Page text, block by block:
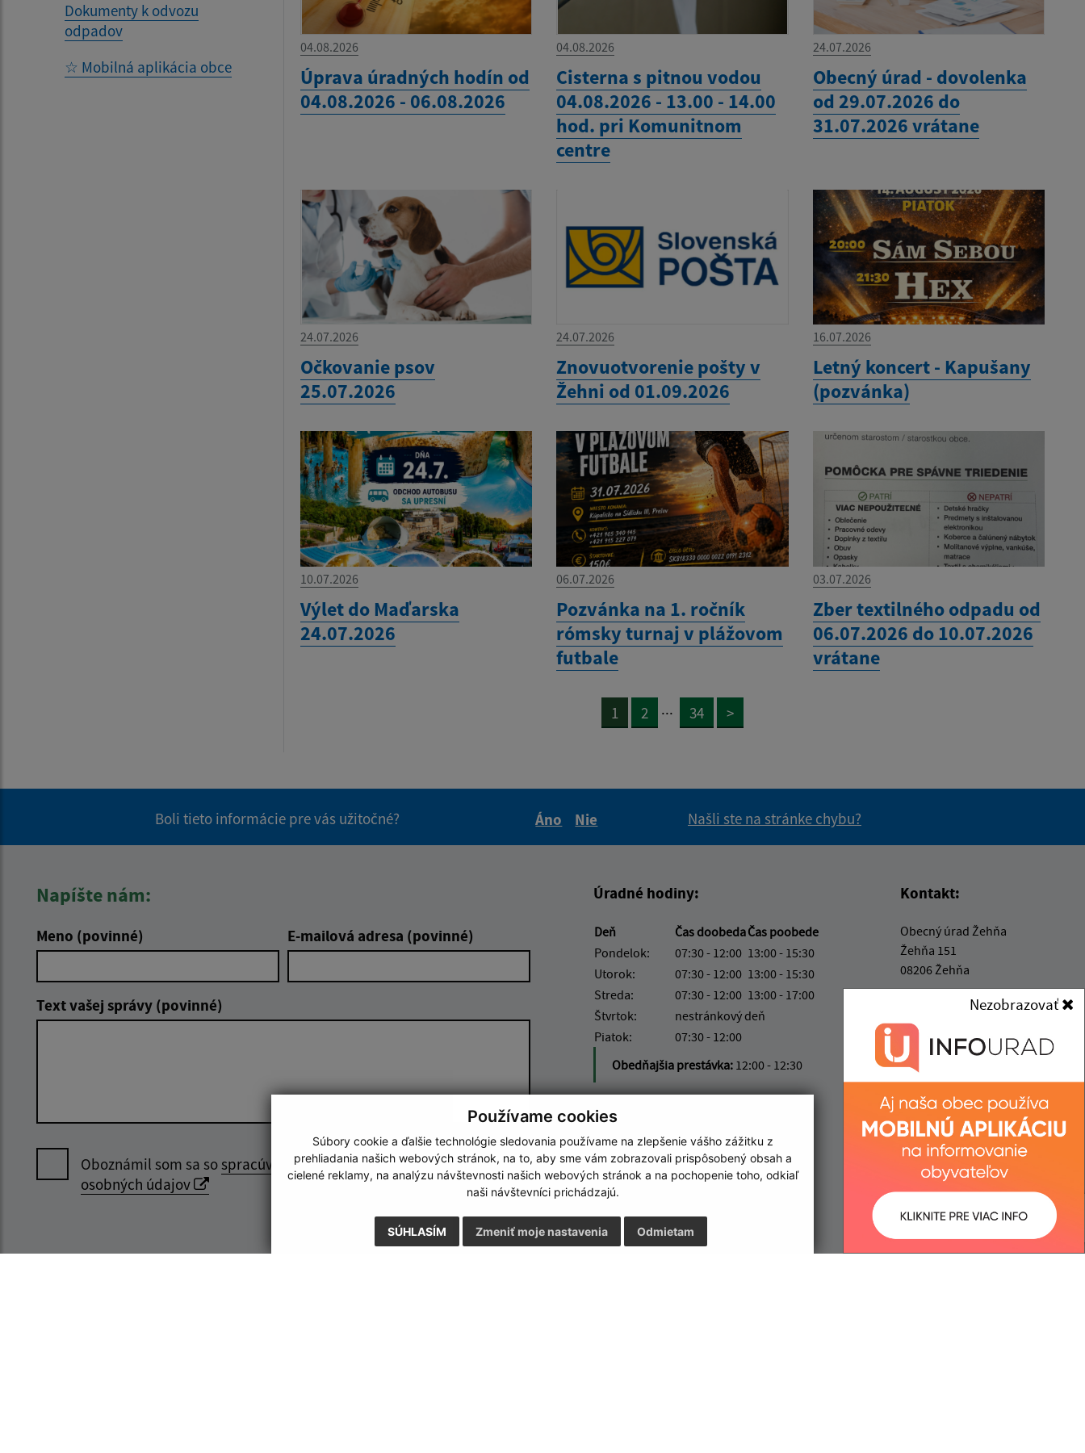
Používame cookies
Súbory cookie a ďalšie technológie sledovania používame na zlepšenie vášho zážitku z
prehliadania našich webových stránok, na to, aby sme vám zobrazovali prispôsobený obsah a
cielené reklamy, na analýzu návštevnosti našich webových stránok a na pochopenie toho, odkiaľ
naši návštevníci prichádzajú.
SÚHLASÍM Odmietam
Zmeniť moje nastavenia
Nezobrazovať
Dokumenty k odvozu
odpadov
☆ Mobilná aplikácia obce
04.08.2026
Úprava úradných hodín od
04.08.2026 - 06.08.2026
04.08.2026
Cisterna s pitnou vodou
04.08.2026 - 13.00 - 14.00
hod. pri Komunitnom
centre
24.07.2026
Obecný úrad - dovolenka
od 29.07.2026 do
31.07.2026 vrátane
24.07.2026
Očkovanie psov
25.07.2026
24.07.2026
Znovuotvorenie pošty v
Žehni od 01.09.2026
16.07.2026
Letný koncert - Kapušany
(pozvánka)
10.07.2026
Výlet do Maďarska
24.07.2026
06.07.2026
Pozvánka na 1. ročník
rómsky turnaj v plážovom
futbale
03.07.2026
Zber textilného odpadu od
06.07.2026 do 10.07.2026
vrátane
1 2 ... 34 >
Boli tieto informácie pre vás užitočné?
Áno
Nie
Našli ste na stránke chybu?
Napíšte nám:
Meno (povinné) E-mailová adresa (povinné)
Text vašej správy (povinné)
Oboznámil som sa sospracúvaním
osobných údajov
Google reCaptcha Response
Odoslať správu
Úradné hodiny:
Deň Čas doobedaČas poobede
Pondelok:
07:30 - 12:00 13:00 - 15:30
Utorok:
07:30 - 12:00 13:00 - 15:30
Streda:
07:30 - 12:00 13:00 - 17:00
Štvrtok:
nestránkový deň
Piatok:
07:30 - 12:00
Obedňajšia prestávka: 12:00 - 12:30
Kontakt:
Obecný úrad Žehňa
Žehňa 151
08206 Žehňa
info@obec-zehna.sk
+421 517 798 328
IČO: 00328057